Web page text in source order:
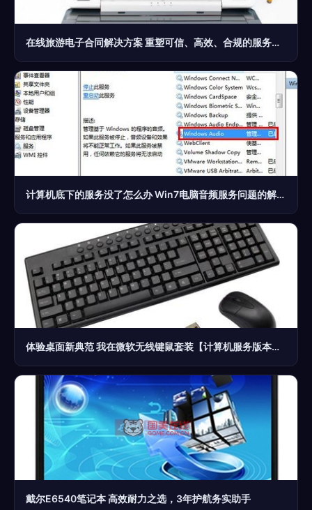
在线旅游电子合同解决方案 重塑可信、高效、合规的服务体系
计算机底下的服务没了怎么办 Win7电脑音频服务问题的解决指南
体验桌面新典范 我在微软无线键鼠套装【计算机服务版本】中的流畅满足感
戴尔E6540笔记本 高效耐力之选，3年护航务实助手